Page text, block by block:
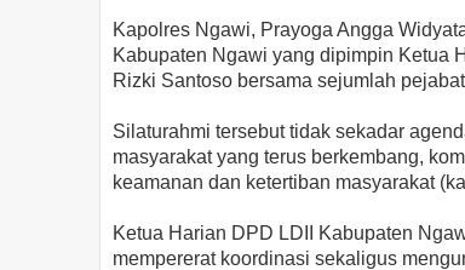
Kapolres Ngawi, Prayoga Angga
Kabupaten Ngawi yang dipimpin Ketua
Rizki Santoso bersama sejumlah
Silaturahmi tersebut tidak sekadar
masyarakat yang terus berkembang,
keamanan dan ketertiban masyarakat
Ketua Harian DPD LDII Kabupaten
mempererat koordinasi sekaligus